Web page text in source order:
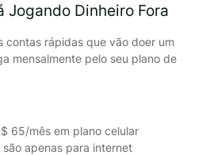
Jogando Dinheiro Fora
contas rápidas que vão doer um
mensalmente pelo seu plano de
65/mês em plano celular
apenas para internet